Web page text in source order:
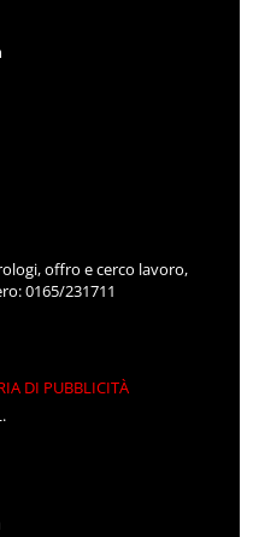
offro e cerco lavoro,
0165/231711
DI PUBBLICITÀ